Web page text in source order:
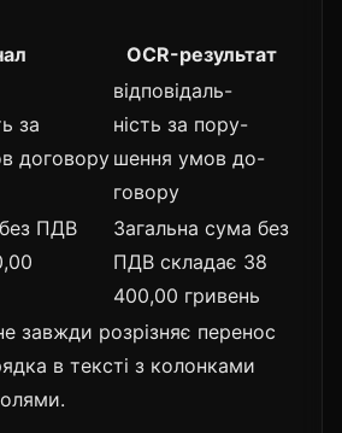
OCR-результат
за
договору
відповідаль-
ність за пору-
шення умов до-
говору
ПДВ
Загальна сума без
ПДВ складає 38
400,00 гривень
завжди розрізняє перенос
в тексті з колонками